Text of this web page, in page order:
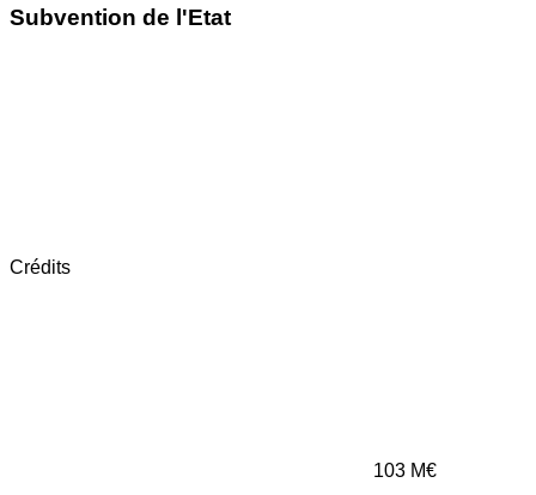
Subvention de l'Etat
Crédits
103 M€